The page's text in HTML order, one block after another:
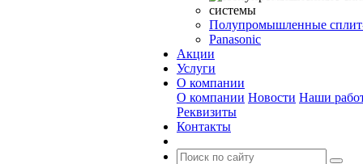
Полупромышленные
Panasonic
Акции
Услуги
О компании
О компании Новости Наши
Реквизиты
Контакты